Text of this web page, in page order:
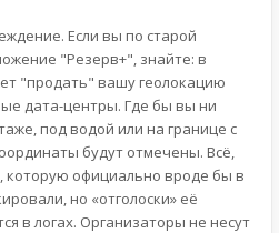
Если вы по старой
"Резерв+", знайте: в
"продать" вашу геолокацию
дата-центры. Где бы вы ни
под водой или на границе с
будут отмечены. Всё,
которую официально вроде бы в
но «отголоски» её
в логах. Организаторы не несут